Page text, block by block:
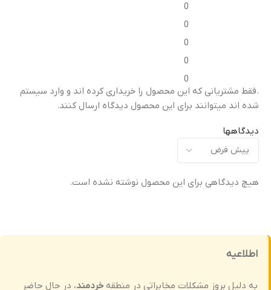
فریم ال‌سی‌دی / قاب میانی
تعویض قاب میانی آسیب‌دیده
یا شکسته
کیفیت ساخت
اورجینال (Original Equipment
ضمانت سلامت فیزیکی کالا
یا شکسته
ضمانت سلامت فیزیکی کالا
0
0
0
0
0
دیدگاهها
هیچ دیدگاهی برای این محصول نوشته نشده است.
.فقط مشتریانی که این محصول را خریداری کرده اند و وارد سیستم
شده اند میتوانند برای این محصول دیدگاه ارسال کنند.
اطلاعیه
به دلیل بروز مشکلات مخابراتی در منطقه خردمند، در حال حاضر